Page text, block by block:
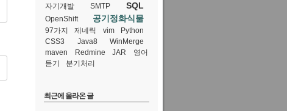
자기개발 SMTP SQL
OpenShift 공기정화식물
97가지 제네릭 vim
Python
CSS3
Java8
WinMerge
maven
Redmine JAR
영어
듣기
분기처리
최근에 올라온 글